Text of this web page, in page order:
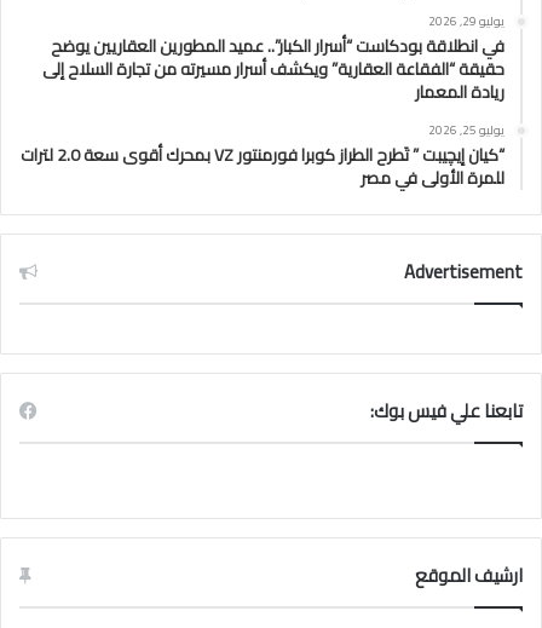
يوليو 29, 2026
في انطلاقة بودكاست “أسرار الكبار”.. عميد المطورين العقاريين يوضح
حقيقة “الفقاعة العقارية” ويكشف أسرار مسيرته من تجارة السلاح إلى
ريادة المعمار
يوليو 25, 2026
“كيان إيچيبت ” تَطرح الطراز كوبرا فورمنتور VZ بمحرك أقوى سعة 2.0 لترات
للمرة الأولى في مصر
Advertisement
تابعنا علي فيس بوك:
ارشيف الموقع